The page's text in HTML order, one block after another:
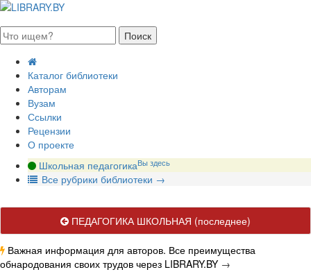
Каталог библиотеки
Авторам
Вузам
Ссылки
Рецензии
О проекте
Школьная педагогикаВы здесь
Все рубрики библиотеки →
ПЕДАГОГИКА ШКОЛЬНАЯ (последнее)
Важная информация для авторов. Все преимущества
обнародования своих трудов через LIBRARY.BY →